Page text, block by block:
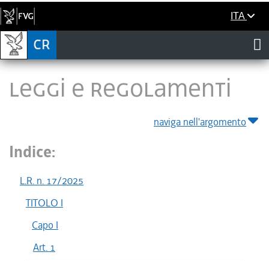
ITA
LEGGI E REGOLAMENTI
naviga nell'argomento
Indice:
L.R. n. 17/2025
TITOLO I
Capo I
Art. 1